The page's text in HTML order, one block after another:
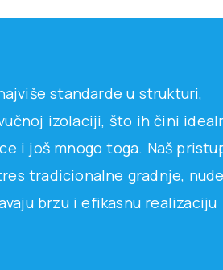
standarde u strukturi,
izolaciji, što ih čini
i još mnogo toga. Naš
tradicionalne gradnje,
brzu i efikasnu realizaciju